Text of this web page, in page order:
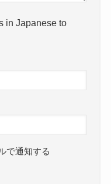
in Japanese to
で通知する